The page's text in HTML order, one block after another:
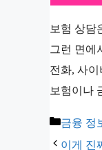
보험 상담
그런 면에
전화, 사
보험이나
카
테
금융 정
이게 진